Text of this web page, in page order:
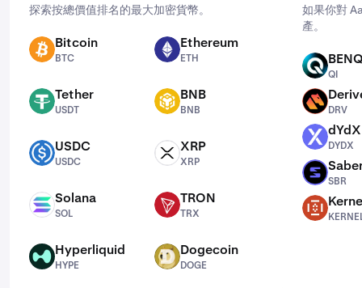
探索按總價值排名的最大加密貨幣。
BTC Bitcoin
BTC
ETH Ethereum
ETH
USDT Tether
USDT
BNB BNB
BNB
USDC USDC
USDC
XRP XRP
XRP
SOL Solana
SOL
TRX TRON
TRX
HYPE Hyperliquid
HYPE
DOGE Dogecoin
DOGE
如果你對
產。
QI
QI
DRV
DRV
DYDX dYdX
DYDX
SBR
SBR
KERNEL